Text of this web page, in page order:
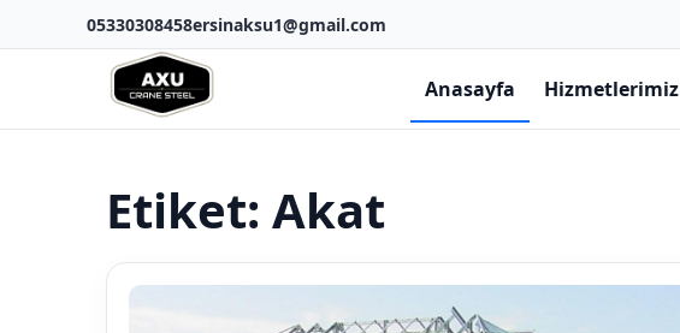
05330308458ersinaksu1@gmail.com
Anasayfa Hizmetlerimiz
Etiket: Akat